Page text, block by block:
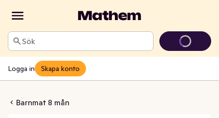
Sök
Logga in Skapa konto
Barnmat 8 mån
Grönsaker & Ris 8M